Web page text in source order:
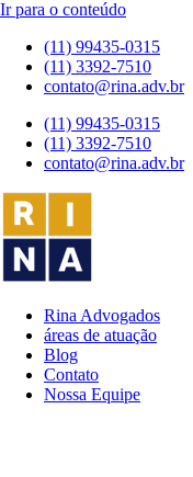
Ir para o conteúdo
(11) 99435-0315
(11) 3392-7510
contato@rina.adv.br
(11) 99435-0315
(11) 3392-7510
contato@rina.adv.br
Rina Advogados
áreas de atuação
Blog
Contato
Nossa Equipe